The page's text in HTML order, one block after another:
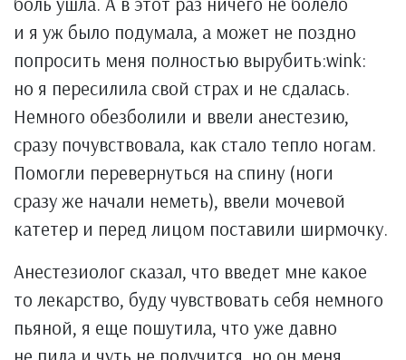
и я уж было подумала, а может не поздно
попросить меня полностью вырубить:wink:
но я пересилила свой страх и не сдалась.
Немного обезболили и ввели анестезию,
сразу почувствовала, как стало тепло ногам.
Помогли перевернуться на спину (ноги
сразу же начали неметь), ввели мочевой
катетер и перед лицом поставили ширмочку.
Анестезиолог сказал, что введет мне какое
то лекарство, буду чувствовать себя немного
пьяной, я еще пошутила, что уже давно